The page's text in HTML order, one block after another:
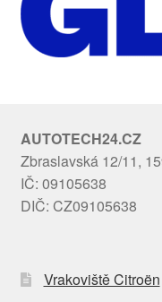
AUTOTECH24.CZ
Zbraslavská 12/11,
IČ: 09105638
DIČ: CZ09105638
Vrakoviště Citroën